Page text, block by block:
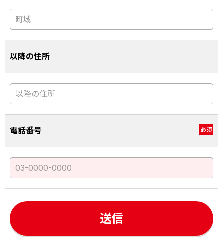
以降の住所
電話番号 必須